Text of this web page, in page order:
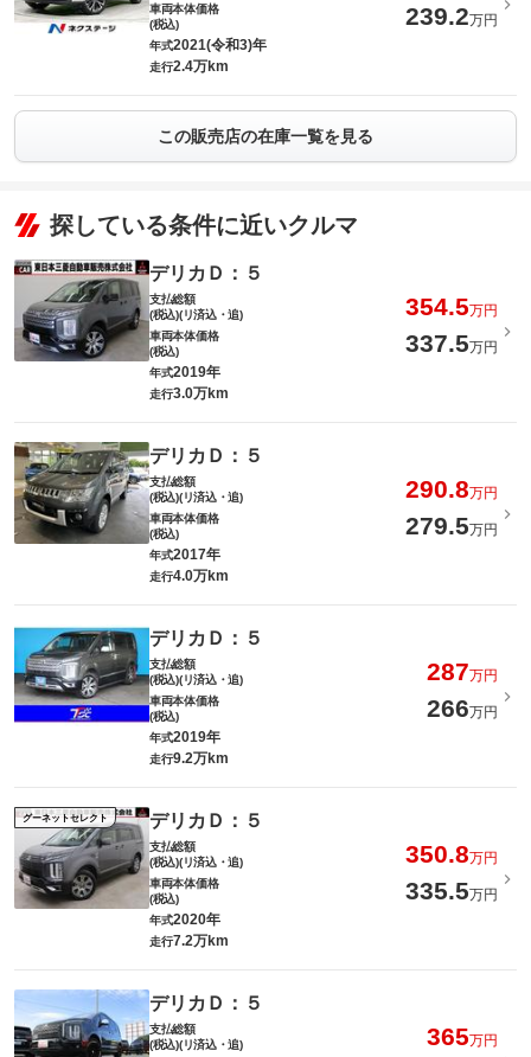
車両本体価格
(税込)
239.2万円
年式2021(令和3)年
走行2.4万km
この販売店の在庫一覧を見る
探している条件に近いクルマ
デリカＤ：５
支払総額
(税込)(リ済込・追)
354.5万円
車両本体価格
(税込)
337.5万円
年式2019年
走行3.0万km
デリカＤ：５
支払総額
(税込)(リ済込・追)
290.8万円
車両本体価格
(税込)
279.5万円
年式2017年
走行4.0万km
デリカＤ：５
支払総額
(税込)(リ済込・追)
287万円
車両本体価格
(税込)
266万円
年式2019年
走行9.2万km
グーネットセレクト デリカＤ：５
支払総額
(税込)(リ済込・追)
350.8万円
車両本体価格
(税込)
335.5万円
年式2020年
走行7.2万km
デリカＤ：５
支払総額
(税込)(リ済込・追)
365万円